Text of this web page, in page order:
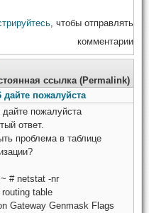
, чтобы отправлять
комментарии
ссылка (Permalink)
дайте пожалуйста
дайте пожалуйста
ответ.
проблема в таблице
# netstat -nr
table
Gateway Genmask Flags